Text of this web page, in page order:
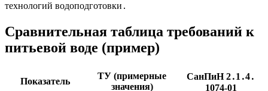
технологий водоподготовки․
Сравнительная таблица требований к
питьевой воде (пример)
Показатель
ТУ (примерные
значения)
СанПиН 2․1․4․
1074-01